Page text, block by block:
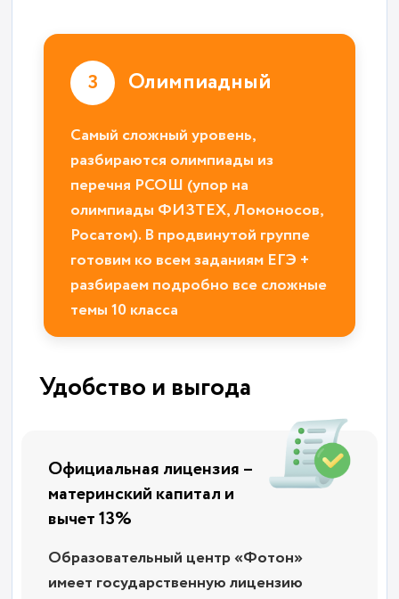
3 Олимпиадный
Самый сложный уровень,
разбираются олимпиады из
перечня РСОШ (упор на
олимпиады ФИЗТЕХ, Ломоносов,
Росатом). В продвинутой группе
готовим ко всем заданиям ЕГЭ +
разбираем подробно все сложные
темы 10 класса
Удобство и выгода
Официальная лицензия –
материнский капитал и
вычет 13%
Образовательный центр «Фотон»
имеет государственную лицензию